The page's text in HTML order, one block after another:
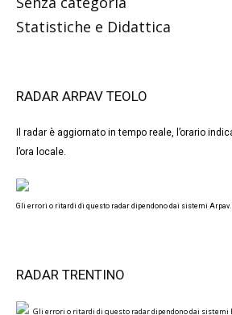
Statistiche e Didattica
RADAR ARPAV TEOLO
Il radar è aggiornato in tempo reale, l’orario
l’ora locale.
Gli errori o ritardi di questo radar dipendono dai sistemi Arpav.
RADAR TRENTINO
Gli errori o ritardi di questo radar dipendono dai sistemi